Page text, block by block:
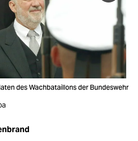
des Wachbataillons der Bundeswehr